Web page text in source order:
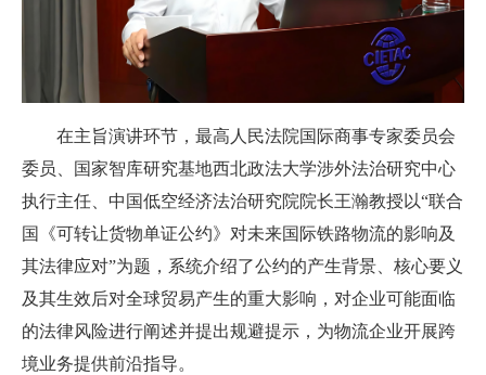
在主旨演讲环节，最高人民法院国际商事专家委员会
委员、国家智库研究基地西北政法大学涉外法治研究中心
执行主任、中国低空经济法治研究院院长王瀚教授以“联合
国《可转让货物单证公约》对未来国际铁路物流的影响及
其法律应对”为题，系统介绍了公约的产生背景、核心要义
及其生效后对全球贸易产生的重大影响，对企业可能面临
的法律风险进行阐述并提出规避提示，为物流企业开展跨
境业务提供前沿指导。